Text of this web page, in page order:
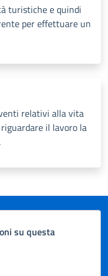
turistiche e quindi
per effettuare un
relativi alla vita
il lavoro la
su questa